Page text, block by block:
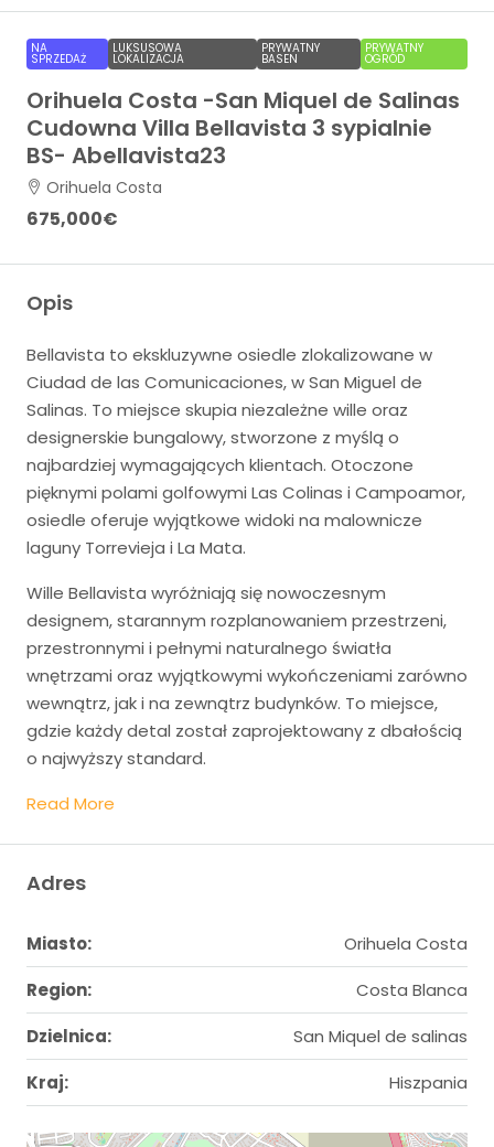
NA
SPRZEDAŻ
LUKSUSOWA
LOKALIZACJA
PRYWATNY
BASEN
PRYWATNY
OGRÓD
Orihuela Costa -San Miquel de Salinas
Cudowna Villa Bellavista 3 sypialnie
BS- Abellavista23
Orihuela Costa
675,000€
Opis
Bellavista to ekskluzywne osiedle zlokalizowane w
Ciudad de las Comunicaciones, w San Miguel de
Salinas. To miejsce skupia niezależne wille oraz
designerskie bungalowy, stworzone z myślą o
najbardziej wymagających klientach. Otoczone
pięknymi polami golfowymi Las Colinas i Campoamor,
osiedle oferuje wyjątkowe widoki na malownicze
laguny Torrevieja i La Mata.
Wille Bellavista wyróżniają się nowoczesnym
designem, starannym rozplanowaniem przestrzeni,
przestronnymi i pełnymi naturalnego światła
wnętrzami oraz wyjątkowymi wykończeniami zarówno
wewnątrz, jak i na zewnątrz budynków. To miejsce,
gdzie każdy detal został zaprojektowany z dbałością
o najwyższy standard.
Read More
Adres
Miasto:
Orihuela Costa
Region:
Costa Blanca
Dzielnica:
San Miquel de salinas
Kraj:
Hiszpania